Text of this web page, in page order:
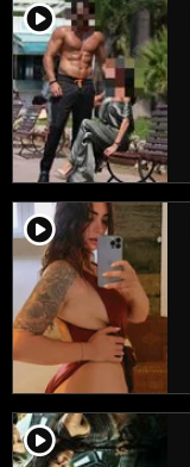
player2
player2
player2